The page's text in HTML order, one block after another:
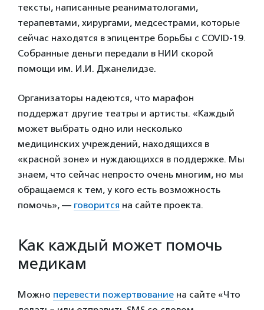
тексты, написанные реаниматологами,
терапевтами, хирургами, медсестрами, которые
сейчас находятся в эпицентре борьбы с COVID-19.
Собранные деньги передали в НИИ скорой
помощи им. И.И. Джанелидзе.
Организаторы надеются, что марафон
поддержат другие театры и артисты. «Каждый
может выбрать одно или несколько
медицинских учреждений, находящихся в
«красной зоне» и нуждающихся в поддержке. Мы
знаем, что сейчас непросто очень многим, но мы
обращаемся к тем, у кого есть возможность
помочь», — говорится на сайте проекта.
Как каждый может помочь
медикам
Можно перевести пожертвование на сайте «Что